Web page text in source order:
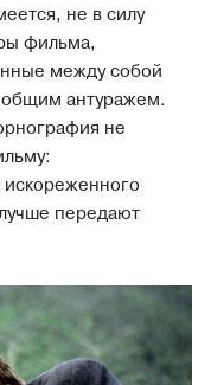
не в силу
фильма,
между собой
антуражем.
не
передают